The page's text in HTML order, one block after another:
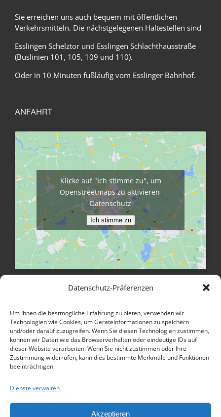
Datenschutz-Präferenzen
Um Ihnen die bestmögliche Erfahrung zu bieten, verwenden wir
Technologien wie Cookies, um Geräteinformationen zu speichern
und/oder darauf zuzugreifen. Wenn Sie diesen Technologien zustimmen,
können wir Daten wie das Browserverhalten oder eindeutige IDs auf
dieser Website verarbeiten. Wenn Sie nicht zustimmen oder Ihre
Zustimmung widerrufen, kann dies bestimmte Merkmale und Funktionen
beeinträchtigen.
Dienste verwalten
Akzeptieren
Sie erreichen uns auch bequem mit öffentlichen
Verkehrsmitteln. Die nächstgelegenen Haltestellen sind
Esslingen Schelztor und Esslingen Schlachthausstraße
(Buslinien 101, 105, 109 und 110).
Oder in 10 Minuten fußläufig vom Esslinger Bahnhof.
ANFAHRT
Klicke auf "Ich stimme zu", um
Openstreetmaps zu aktivieren
Datenschutz
Ich stimme zu
Größere Karte anzeigen
INFORMATIONEN
Kontakt
Öffnungszeiten
Impressum